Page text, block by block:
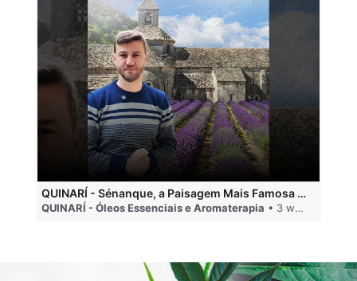
QUINARÍ - Sénanque, a Paisagem Mais Famosa da Aromaterapia
QUINARÍ - Óleos Essenciais e Aromaterapia • 3 weeks ago